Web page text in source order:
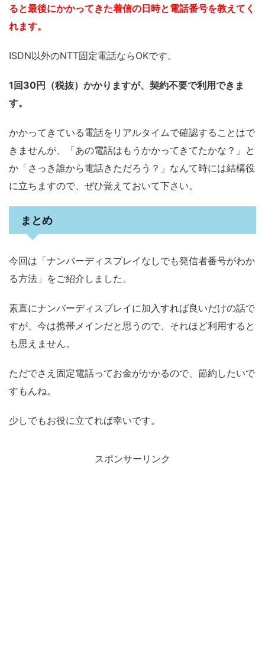
ると最後にかかってきた着信の日時と電話番号を教えてく
れます。
ISDN以外のNTT固定電話ならOKです。
1回30円（税抜）かかりますが、契約不要で利用できま
す。
かかってきている電話をリアルタイムで確認することはで
きませんが、「あの電話はもうかかってきてたかな？」と
か「さっき誰から電話きただろう？」なんて時には結構役
に立ちますので、ぜひ覚えておいて下さい。
まとめ
今回は「ナンバーディスプレイなしでも発信者番号がわか
る方法」をご紹介しました。
素直にナンバーディスプレイに加入すれば良いだけの話で
すが、今は携帯メインだと思うので、それほど利用すると
も思えません。
ただでさえ固定電話ってお金がかかるので、節約したいで
すもんね。
少しでもお役に立てれば幸いです。
スポンサーリンク